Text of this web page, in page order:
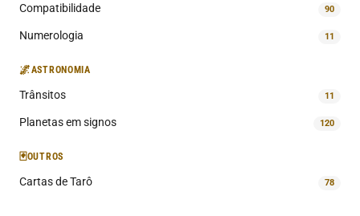
Compatibilidade 90
Numerologia 11
🌌ASTRONOMIA
Trânsitos 11
Planetas em signos 120
🃏OUTROS
Cartas de Tarô 78